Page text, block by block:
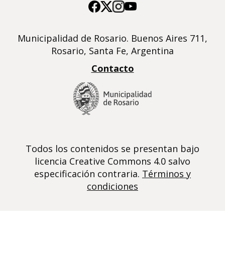
Imagen
Imagen
Imagen
Imagen
Municipalidad de Rosario. Buenos Aires 711,
Rosario, Santa Fe, Argentina
Contacto
Todos los contenidos se presentan bajo
licencia Creative Commons 4.0 salvo
especificación contraria. Términos y
condiciones